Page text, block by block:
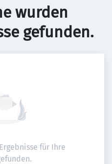
wurden
gefunden.
für Ihre